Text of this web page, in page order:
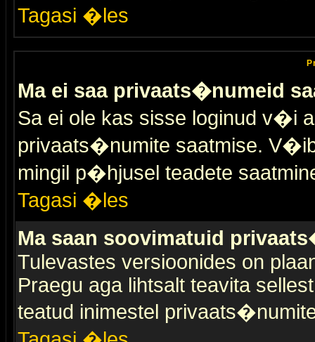
Tagasi �les
Ma ei saa privaats�numeid
Sa ei ole kas sisse loginud v�i
privaats�numite saatmise.
mingil p�hjusel teadete
Tagasi �les
Ma saan soovimatuid
Tulevastes versioonides on
Praegu aga lihtsalt teavita
teatud inimestel